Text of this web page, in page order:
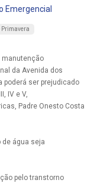
Emergencial
Primavera
manutenção
da Avenida dos
poderá ser prejudicado
IV e V,
Padre Onesto Costa
de água seja
pelo transtorno